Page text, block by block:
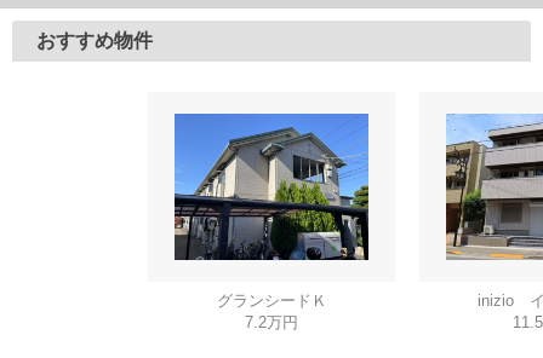
おすすめ物件
グランシードＫ
7.2万円
inizio